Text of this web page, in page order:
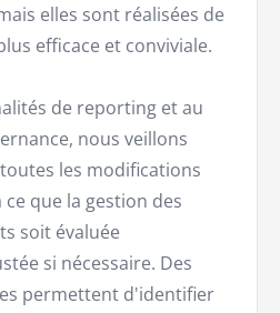
elles sont réalisées de
efficace et conviviale.
de reporting et au
nous veillons
les modifications
que la gestion des
soit évaluée
si nécessaire. Des
permettent d'identifier